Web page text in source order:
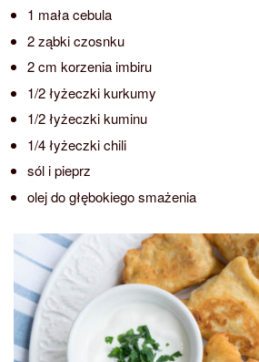
1 mała cebula
2 ząbki czosnku
2 cm korzenia imbiru
1/2 łyżeczki kurkumy
1/2 łyżeczki kuminu
1/4 łyżeczki chili
sól i pieprz
olej do głębokiego smażenia